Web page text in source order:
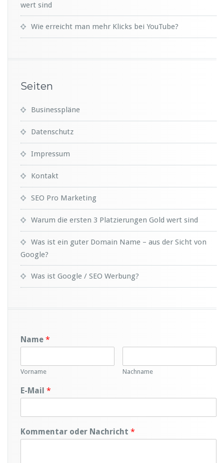
wert sind
Wie erreicht man mehr Klicks bei YouTube?
Seiten
Businesspläne
Datenschutz
Impressum
Kontakt
SEO Pro Marketing
Warum die ersten 3 Platzierungen Gold wert sind
Was ist ein guter Domain Name – aus der Sicht von
Google?
Was ist Google / SEO Werbung?
Name *
Vorname Nachname
E-Mail *
Kommentar oder Nachricht *